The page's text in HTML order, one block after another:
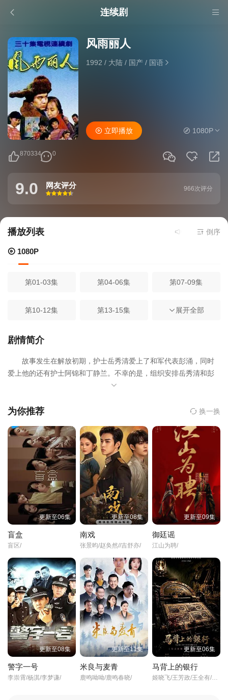
连续剧
风雨丽人
1992 / 大陆 / 国产/ 国语
870334 0
立即播放 1080P
9.0 网友评分
很差
较差还行推荐力荐
966次评分
播放列表 当前资源来源
倒序
1080P
第01-03集 第04-06集 第07-09集
第10-12集 第13-15集 第16-18集
第19-21集
第27-28集
展开全部
剧情简介
故事发生在解放初期，护士岳秀清爱上了和军代表彭涌，同时
爱上他的还有护士阿锦和丁静兰。不幸的是，组织安排岳秀清和彭
涌的上司结了婚，而彭涌则和阿锦走到了一起，就这样，两个并不
名为如霞，而彭涌也有了可爱的小女儿如月，不久之后，彭涌因为
秀清收养。因为如月特殊的身份，秀清对她格外的照顾和喜爱，甚
至常常因为如月而忽略了自己的亲生女儿如霞，这让如霞感到非常
的伤心。之后，如霞爱上了名为文生的男孩，巧合的是，文生正是
丁静兰的孩子。
为你推荐 换一换
更新至06集
盲盒
盲区/
更新至08集
南戏
张景昀/赵奂然//吉舒亦/
更新至09集
御廷谣
江山为聘/
更新至08集
警字一号
李崇霄/杨淇/李梦谦/
更新至11集
米良与麦青
鹿鸣呦呦/鹿鸣春晓/
更新至06集
马背上的银行
姬晓飞/王芳政/王全有/阎妮/郭烁杰/杜志国/郑卫莉/周舟/Zhou/Zhou/